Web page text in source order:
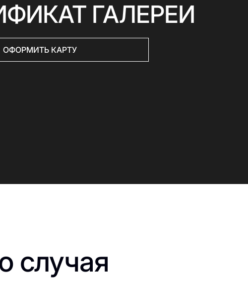
ГАЛЕРЕИ
ОФОРМИТЬ КАРТУ
случая